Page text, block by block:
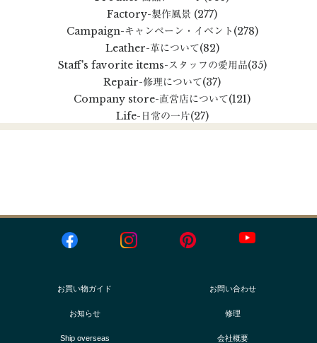
Factory-製作風景 (277)
Campaign-キャンペーン・イベント (278)
Leather-革について(82)
Staff's favorite items-スタッフの愛用品(35)
Repair-修理について(37)
Company store-直営店について(121)
Life-日常の一片(27)
お買い物ガイド お問い合わせ
お知らせ 修理
Ship overseas 会社概要